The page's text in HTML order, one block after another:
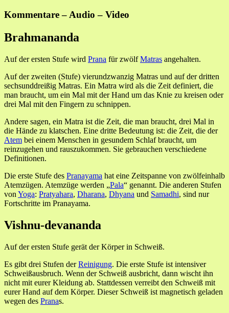
Kommentare – Audio – Video
Brahmananda
Auf der ersten Stufe wird Prana für zwölfMatras angehalten.
Auf der zweiten (Stufe) vierundzwanzig Matras und auf der dritten
sechsunddreißig Matras. Ein Matra wird als die Zeit definiert, die
man braucht, um ein Mal mit der Hand um das Knie zu kreisen oder
drei Mal mit den Fingern zu schnippen.
Andere sagen, ein Matra ist die Zeit, die man braucht, drei Mal in
die Hände zu klatschen. Eine dritte Bedeutung ist: die Zeit, die der
Atem bei einem Menschen in gesundem Schlaf braucht, um
reinzugehen und rauszukommen. Sie gebrauchen verschiedene
Definitionen.
Die erste Stufe des Pranayama hat eine Zeitspanne von zwölfeinhalb
Atemzügen. Atemzüge werden „Pala“ genannt. Die anderen Stufen
von Yoga: Pratyahara, Dharana, Dhyana und Samadhi, sind nur
Fortschritte im Pranayama.
Vishnu-devananda
Auf der ersten Stufe gerät der Körper in Schweiß.
Es gibt drei Stufen derReinigung. Die erste Stufe ist intensiver
Schweißausbruch. Wenn der Schweiß ausbricht, dann wischt ihn
nicht mit eurer Kleidung ab. Stattdessen verreibt den Schweiß mit
eurer Hand auf dem Körper. Dieser Schweiß ist magnetisch geladen
wegen des Pranas.